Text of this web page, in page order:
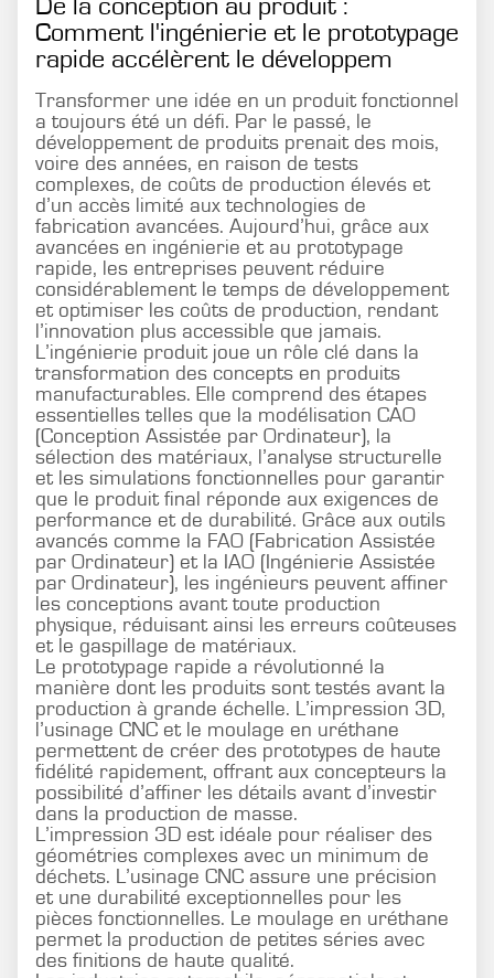
De la conception au produit :
Comment l'ingénierie et le prototypage
rapide accélèrent le développem
Transformer une idée en un produit fonctionnel
a toujours été un défi. Par le passé, le
développement de produits prenait des mois,
voire des années, en raison de tests
complexes, de coûts de production élevés et
d’un accès limité aux technologies de
fabrication avancées. Aujourd’hui, grâce aux
avancées en ingénierie et au prototypage
rapide, les entreprises peuvent réduire
considérablement le temps de développement
et optimiser les coûts de production, rendant
l’innovation plus accessible que jamais.
L’ingénierie produit joue un rôle clé dans la
transformation des concepts en produits
manufacturables. Elle comprend des étapes
essentielles telles que la modélisation CAO
(Conception Assistée par Ordinateur), la
sélection des matériaux, l’analyse structurelle
et les simulations fonctionnelles pour garantir
que le produit final réponde aux exigences de
performance et de durabilité. Grâce aux outils
avancés comme la FAO (Fabrication Assistée
par Ordinateur) et la IAO (Ingénierie Assistée
par Ordinateur), les ingénieurs peuvent affiner
les conceptions avant toute production
physique, réduisant ainsi les erreurs coûteuses
et le gaspillage de matériaux.
Le prototypage rapide a révolutionné la
manière dont les produits sont testés avant la
production à grande échelle. L’impression 3D,
l’usinage CNC et le moulage en uréthane
permettent de créer des prototypes de haute
fidélité rapidement, offrant aux concepteurs la
possibilité d’affiner les détails avant d’investir
dans la production de masse.
L’impression 3D est idéale pour réaliser des
géométries complexes avec un minimum de
déchets. L’usinage CNC assure une précision
et une durabilité exceptionnelles pour les
pièces fonctionnelles. Le moulage en uréthane
permet la production de petites séries avec
des finitions de haute qualité.